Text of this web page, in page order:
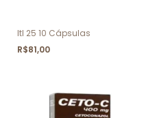
Itl 25 10 Cápsulas
R$81,00